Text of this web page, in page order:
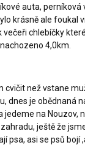
auta, perníková
krásně ale foukal
chlebíčky
4,0km.
cvičit než vstane
dnes je obědnaná
jedeme na Nouzov,
ještě že
psa, asi se psů